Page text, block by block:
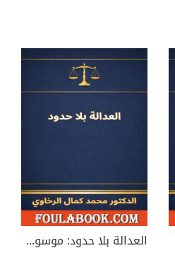
العدالة بلا حدود: موسوعة الإجراءات الجنائية في التشريعات المقارنة